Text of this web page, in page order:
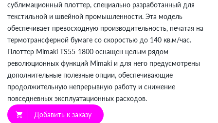
сублимационный плоттер, специально разработанный для
текстильной и швейной промышленности. Эта модель
обеспечивает превосходную производительность, печатая на
термотрансферной бумаге со скоростью до 140 кв.м/час.
Плоттер Mimaki TS55-1800 оснащен целым рядом
революционных функций Mimaki и для него предусмотрены
дополнительные полезные опции, обеспечивающие
продолжительную непрерывную работу и снижение
повседневных эксплуатационных расходов.
shopping_cart Добавить к заказу